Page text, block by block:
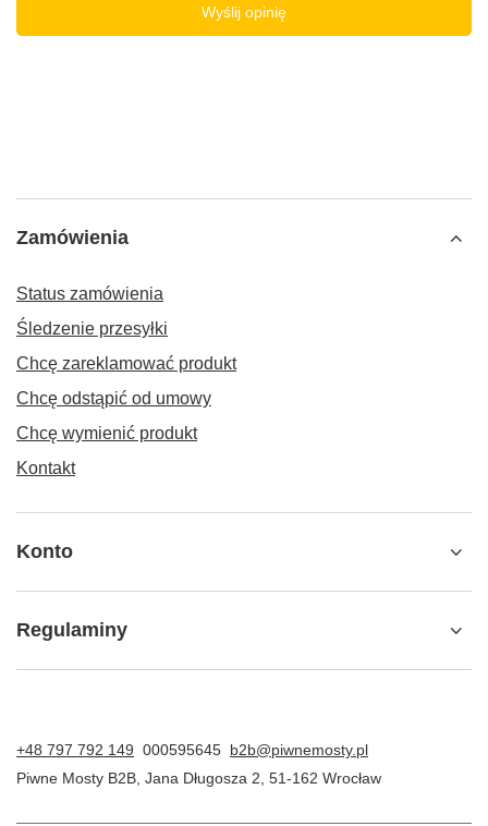
Wyślij opinię
Zamówienia
Status zamówienia
Śledzenie przesyłki
Chcę zareklamować produkt
Chcę odstąpić od umowy
Chcę wymienić produkt
Kontakt
Konto
Regulaminy
+48 797 792 149 000595645 b2b@piwnemosty.pl
Piwne Mosty B2B Jana Długosza 2 51-162 Wrocław